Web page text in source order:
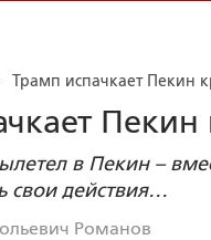
Трамп испачкает Пекин
в Пекин –
свои действия…
Романов